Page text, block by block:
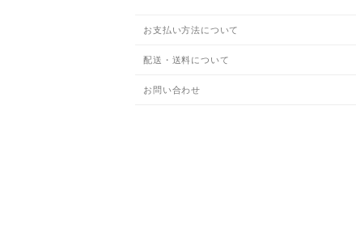
お支払い方法について
配送・送料について
お問い合わせ